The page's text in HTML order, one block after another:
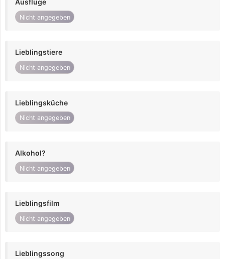
Ausflüge
Nicht angegeben
Lieblingstiere
Nicht angegeben
Lieblingsküche
Nicht angegeben
Alkohol?
Nicht angegeben
Lieblingsfilm
Nicht angegeben
Lieblingssong